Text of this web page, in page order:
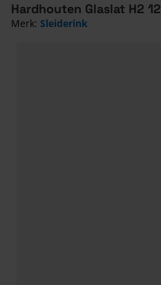
Hardhouten Glaslat H2
Merk: Sleiderink